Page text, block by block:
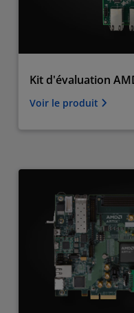
Kit d'évaluation
Voir le produit